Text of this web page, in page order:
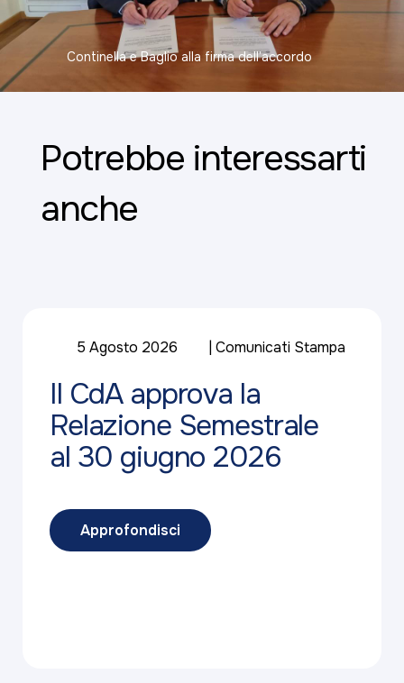
Continella e Baglio alla firma dell’accordo
Potrebbe interessarti
anche
5 Agosto 2026 Comunicati Stampa
Il CdA approva la
Relazione Semestrale
al 30 giugno 2026
Approfondisci